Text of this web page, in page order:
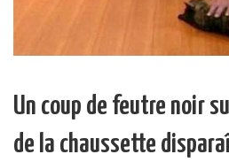
Un coup de feutre noir
de la chaussette